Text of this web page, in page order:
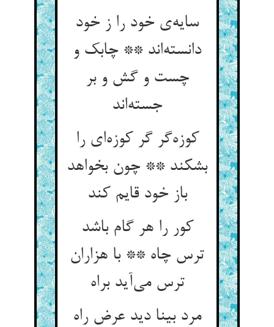
سایه‌ی خود را ز خود
دانسته‌اند ** چابک و
چست و گش و بر
جسته‌اند
کوزه‌گر گر کوزه‌ای را
بشکند ** چون بخواهد
باز خود قایم کند
کور را هر گام باشد
ترس چاه ** با هزاران
ترس می‌آید براه
مرد بینا دید عرض راه